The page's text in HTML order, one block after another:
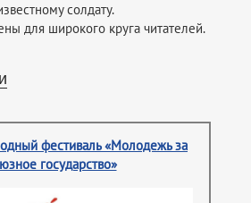
солдату.
для широкого круга читателей.
фестиваль «Молодежь за
государство»